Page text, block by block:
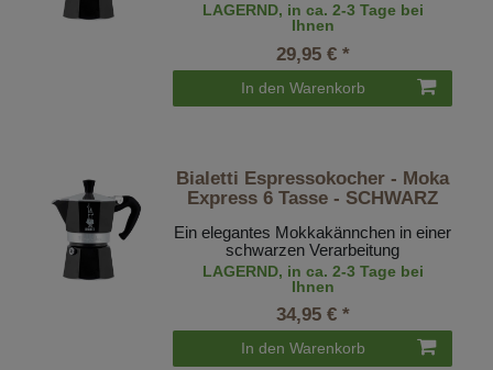
LAGERND, in ca. 2-3 Tage bei
Ihnen
29,95 € *
In den Warenkorb
Bialetti Espressokocher - Moka
Express 6 Tasse - SCHWARZ
Ein elegantes Mokkakännchen in einer
schwarzen Verarbeitung
LAGERND, in ca. 2-3 Tage bei
Ihnen
34,95 € *
In den Warenkorb